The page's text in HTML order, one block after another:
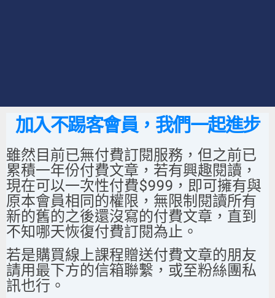
加入不踢客會員，我們一起進步
雖然目前已無付費訂閱服務，但之前已
累積一年份付費文章，若有興趣閱讀，
現在可以一次性付費$999，即可擁有與
原本會員相同的權限，無限制閱讀所有
新的舊的之後還沒寫的付費文章，直到
不知哪天恢復付費訂閱為止。
若是購買線上課程贈送付費文章的朋友
請用最下方的信箱聯繫，或至粉絲團私
訊也行。